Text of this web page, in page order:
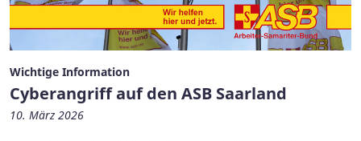
Wichtige Information
Cyberangriff auf den ASB Saarland
10. März 2026